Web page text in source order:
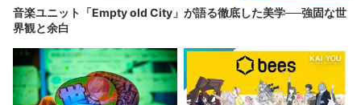
音楽ユニット「Empty old City」が語る徹底した美学──強固な世
界観と余白